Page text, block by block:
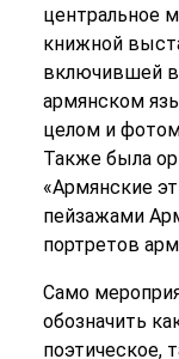
центральное
книжной
включившей
армянском
целом и
Также была
«Армянские
пейзажами
портретов
Само
обозначить
поэтическое,